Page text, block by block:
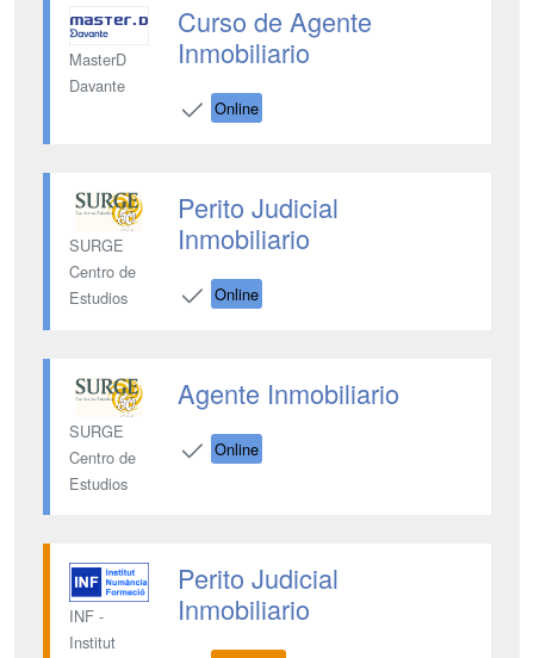
MasterD
Davante
Curso de Agente
Inmobiliario
Online
SURGE
Centro de
Estudios
Perito Judicial
Inmobiliario
Online
SURGE
Centro de
Estudios
Agente Inmobiliario
Online
INF -
Institut
Perito Judicial
Inmobiliario